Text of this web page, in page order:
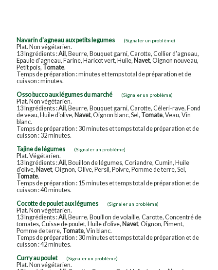
Navarin d'agneau aux petits legumes (Signaler un problème)
Plat. Non végétarien.
13 Ingrédients :Ail , Beurre, Bouquet garni, Carotte, Collier d'agneau,
Epaule d'agneau, Farine, Haricot vert, Huile, Navet, Oignon nouveau,
Petit pois, Tomate.
Temps de préparation : minutes et temps total de préparation et de
cuisson : minutes.
Osso bucco aux légumes du marché
(Signaler un problème)
Plat. Non végétarien.
13 Ingrédients :Ail , Beurre, Bouquet garni, Carotte, Céleri-rave, Fond
de veau, Huile d'olive, Navet, Oignon blanc, Sel, Tomate, Veau, Vin
blanc.
Temps de préparation : 30 minutes et temps total de préparation et de
cuisson : 32 minutes.
Tajine de légumes
(Signaler un problème)
Plat. Végétarien.
13 Ingrédients :Ail , Bouillon de légumes, Coriandre, Cumin, Huile
d'olive, Navet, Oignon, Olive, Persil, Poivre, Pomme de terre, Sel,
Tomate.
Temps de préparation : 15 minutes et temps total de préparation et de
cuisson : 40 minutes.
Cocotte de poulet aux légumes
(Signaler un problème)
Plat. Non végétarien.
13 Ingrédients :Ail , Beurre, Bouillon de volaille, Carotte, Concentré de
tomates, Cuisse de poulet, Huile d'olive, Navet, Oignon, Piment,
Pomme de terre, Tomate, Vin blanc.
Temps de préparation : 30 minutes et temps total de préparation et de
cuisson : 42 minutes.
Curry au poulet
(Signaler un problème)
Plat. Non végétarien.